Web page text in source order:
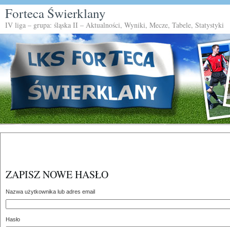
Forteca Świerklany
IV liga – grupa: śląska II – Aktualności, Wyniki, Mecze, Tabele, Statystyki
ZAPISZ NOWE HASŁO
Nazwa użytkownika lub adres email
Hasło